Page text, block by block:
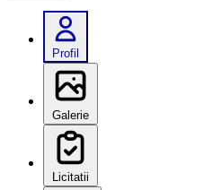
Profil
Galerie
Licitatii